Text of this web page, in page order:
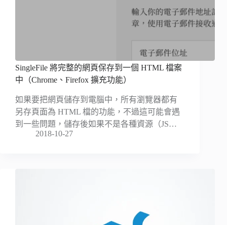
SingleFile 將完整的網頁保存到一個 HTML 檔案
中（Chrome、Firefox 擴充功能）
如果要把網頁儲存到電腦中，所有瀏覽器都有
另存頁面為 HTML 檔的功能，不過這可能會遇
到一些問題，儲存後如果不是各種資源（JS…
2018-10-27